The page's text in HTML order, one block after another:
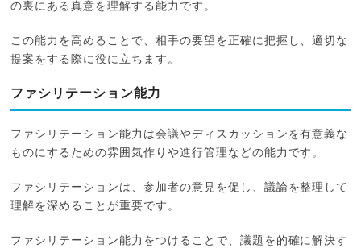
の裏にある真意を理解する能力です。
この能力を高めることで、相手の要望を正確に把握し、適切な
提案をする際に役に立ちます。
ファシリテーション能力
ファシリテーション能力は会議やディスカッションを有意義な
ものにするための雰囲気作りや進行管理などの能力です。
ファシリテーションは、参加者の意見を促し、議論を整理して
理解を深めることが重要です。
ファシリテーション能力をつけることで、議題を的確に解決す